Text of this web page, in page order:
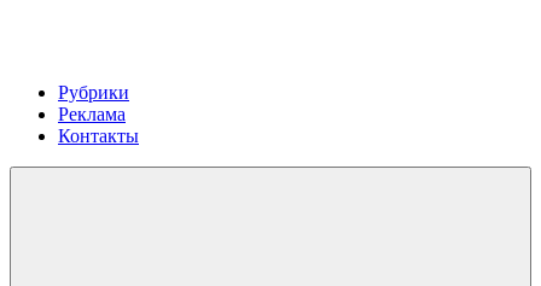
Рубрики
Реклама
Контакты